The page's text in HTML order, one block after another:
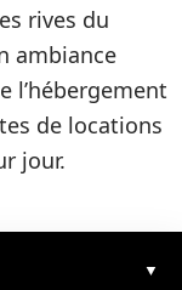
rives du
ambiance
l’hébergement
de locations
jour.